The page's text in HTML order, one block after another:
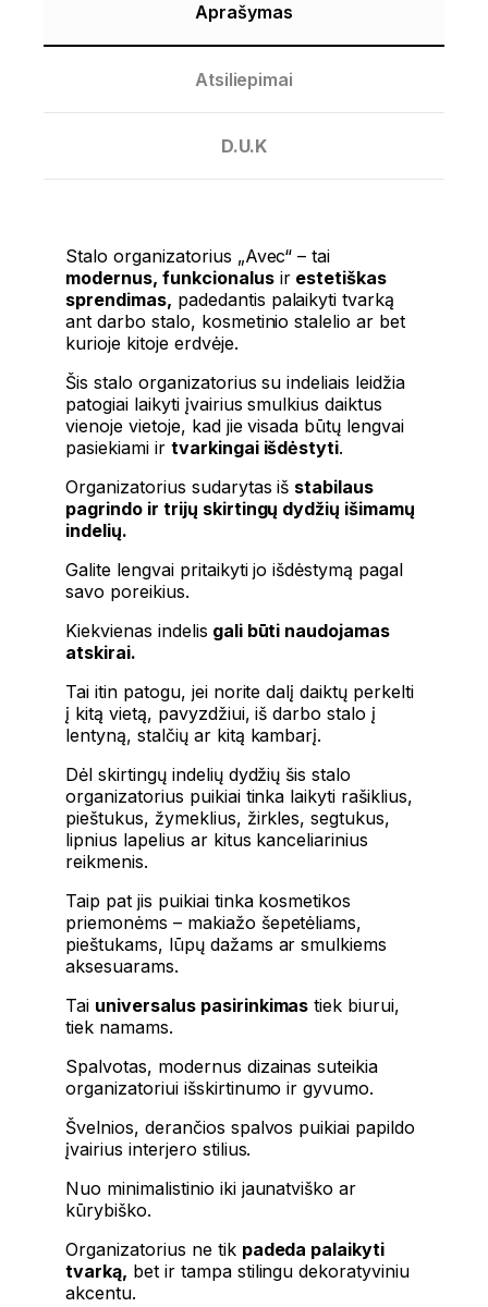
Aprašymas
Atsiliepimai
D.U.K
Stalo organizatorius „Avec“ – tai
modernus, funkcionalusir estetiškas
sprendimas, padedantis palaikyti tvarką
ant darbo stalo, kosmetinio stalelio ar bet
kurioje kitoje erdvėje.
Šis stalo organizatorius su indeliais leidžia
patogiai laikyti įvairius smulkius daiktus
vienoje vietoje, kad jie visada būtų lengvai
pasiekiami ir tvarkingai išdėstyti.
Organizatorius sudarytas iš stabilaus
pagrindo ir trijų skirtingų dydžių išimamų
indelių.
Galite lengvai pritaikyti jo išdėstymą pagal
savo poreikius.
Kiekvienas indelis gali būti naudojamas
atskirai.
Tai itin patogu, jei norite dalį daiktų perkelti
į kitą vietą, pavyzdžiui, iš darbo stalo į
lentyną, stalčių ar kitą kambarį.
Dėl skirtingų indelių dydžių šis stalo
organizatorius puikiai tinka laikyti rašiklius,
pieštukus, žymeklius, žirkles, segtukus,
lipnius lapelius ar kitus kanceliarinius
reikmenis.
Taip pat jis puikiai tinka kosmetikos
priemonėms – makiažo šepetėliams,
pieštukams, lūpų dažams ar smulkiems
aksesuarams.
Tai universalus pasirinkimas tiek biurui,
tiek namams.
Spalvotas, modernus dizainas suteikia
organizatoriui išskirtinumo ir gyvumo.
Švelnios, derančios spalvos puikiai papildo
įvairius interjero stilius.
Nuo minimalistinio iki jaunatviško ar
kūrybiško.
Organizatorius ne tik padeda palaikyti
tvarką, bet ir tampa stilingu dekoratyviniu
akcentu.